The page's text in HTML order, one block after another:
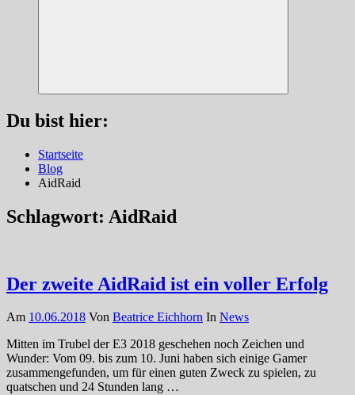
Suchen
Du bist hier:
Startseite
Blog
AidRaid
Schlagwort: AidRaid
Der zweite AidRaid ist ein voller Erfolg
Am 10.06.2018 Von Beatrice Eichhorn In News
Mitten im Trubel der E3 2018 geschehen noch Zeichen und
Wunder: Vom 09. bis zum 10. Juni haben sich einige Gamer
zusammengefunden, um für einen guten Zweck zu spielen, zu
quatschen und 24 Stunden lang …